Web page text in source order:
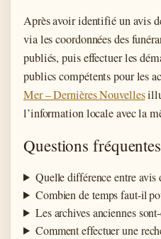
Après avoir identifié un avis
via les coordonnées des
publiés, puis effectuer les
publics compétents pour les
Mer – Dernières Nouvelles
l’information locale avec la
Questions fréquentes
Quelle différence entre avis
Combien de temps faut-il
Les archives anciennes
Comment effectuer une